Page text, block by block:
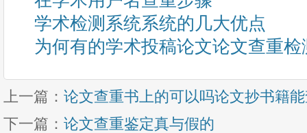
学术检测系统系统的几大优点
为何有的学术投稿论文论文查重
上一篇： 论文查重书上的可以吗论文抄书籍
下一篇： 论文查重鉴定真与假的